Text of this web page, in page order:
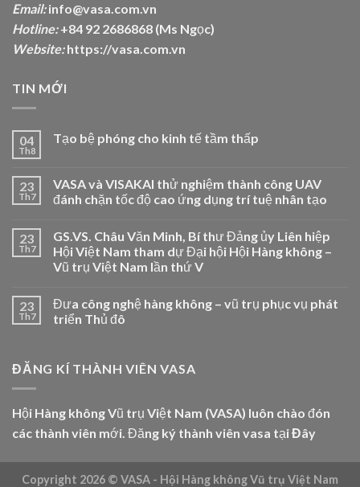
Email:info@vasa.com.vn
Hotline:+84 92 2686868 (Ms Ngọc)
Website: https://vasa.com.vn
TIN MỚI
04
Th8
Tạo bệ phóng cho kinh tế tầm thấp
23
Th7
VASA và VISAKAI thử nghiệm thành công UAV
đánh chặn tốc độ cao ứng dụng trí tuệ nhân tạo
23
Th7
GS.VS. Châu Văn Minh, Bí thư Đảng ủy Liên hiệp
Hội Việt Nam tham dự Đại hội Hội Hàng không –
Vũ trụ Việt Nam lần thứ V
23
Th7
Đưa công nghệ hàng không – vũ trụ phục vụ phát
triển Thủ đô
ĐĂNG KÍ THÀNH VIÊN VASA
Hội Hàng không Vũ trụ Việt Nam (VASA) luôn chào đón
các thành viên mới. Đăng ký thành viên vasa tạiĐây
Copyright 2026 © VASA - Hội Hàng không Vũ trụ Việt Nam